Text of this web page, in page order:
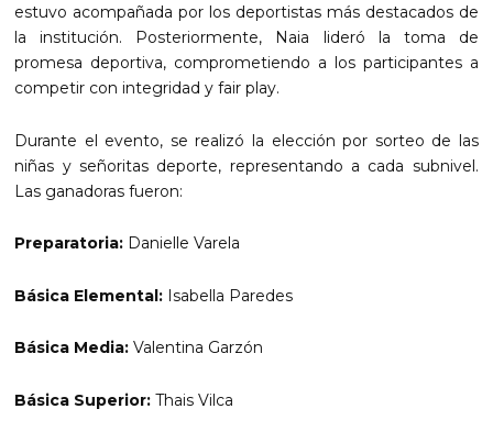
estuvo acompañada por los deportistas más destacados de
la institución. Posteriormente, Naia lideró la toma de
promesa deportiva, comprometiendo a los participantes a
competir con integridad y fair play.
Durante el evento, se realizó la elección por sorteo de las
niñas y señoritas deporte, representando a cada subnivel.
Las ganadoras fueron:
Preparatoria: Danielle Varela
Básica Elemental: Isabella Paredes
Básica Media: Valentina Garzón
Básica Superior: Thais Vilca